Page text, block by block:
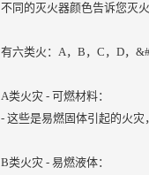
不同的灭火器颜色告诉您灭
有六类火：A，B，C，D，
A类火灾 - 可燃材料：
- 这些是易燃固体引起的火
B类火灾 - 易燃液体：